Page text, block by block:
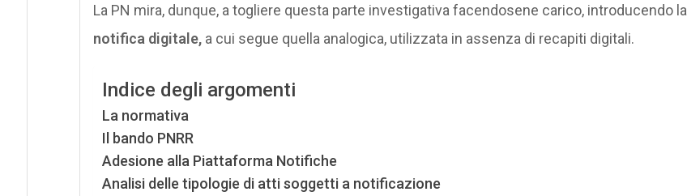
La PN mira, dunque, a togliere questa parte investigativa facendosene carico, introducendo la
notifica digitale,a cui segue quella analogica, utilizzata in assenza di recapiti digitali.
Indice degli argomenti
La normativa
Il bando PNRR
Adesione alla Piattaforma Notifiche
Analisi delle tipologie di atti soggetti a notificazione